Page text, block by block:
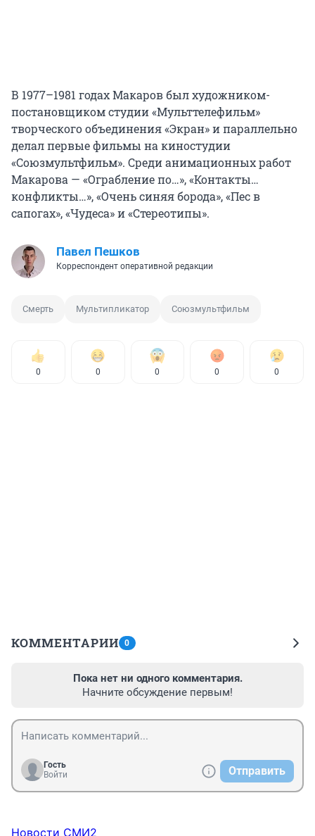
В 1977–1981 годах Макаров был художником-
постановщиком студии «Мульттелефильм»
творческого объединения «Экран» и параллельно
делал первые фильмы на киностудии
«Союзмультфильм». Среди анимационных работ
Макарова — «Ограбление по…», «Контакты…
конфликты…», «Очень синяя борода», «Пес в
сапогах», «Чудеса» и «Стереотипы».
Павел Пешков
Корреспондент оперативной редакции
Смерть Мультипликатор Союзмультфильм
0 0 0 0 0
КОММЕНТАРИИ 0
Пока нет ни одного комментария.
Начните обсуждение первым!
Гость
Войти
Отправить
Новости СМИ2